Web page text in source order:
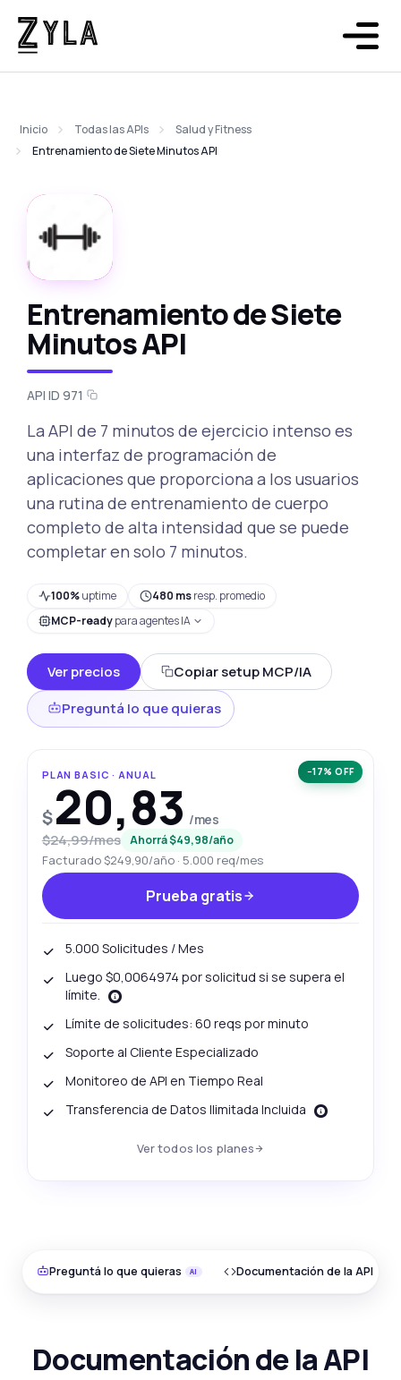
Inicio Todas las APIs
Salud y Fitness
Entrenamiento de Siete Minutos API
Entrenamiento de Siete
Minutos API
API ID 971
La API de 7 minutos de ejercicio intenso es
una interfaz de programación de
aplicaciones que proporciona a los usuarios
una rutina de entrenamiento de cuerpo
completo de alta intensidad que se puede
completar en solo 7 minutos.
100%uptime 480 msresp. promedio
MCP-readypara agentes IA
Ver precios
Copiar setup MCP/IA
Preguntá lo que quieras
−17% OFF
PLAN BASIC · ANUAL
$20,83 /mes
$24,99/mes Ahorrá $49,98/año
Facturado $249,90/año · 5.000 req/mes
Prueba gratis
5.000 Solicitudes / Mes
Luego $0,0064974 por solicitud si se supera el
límite.
Límite de solicitudes: 60 reqs por minuto
Soporte al Cliente Especializado
Monitoreo de API en Tiempo Real
Transferencia de Datos Ilimitada Incluida
Ver todos los planes
Preguntá lo que quieras Documentación de la API
Documentación de la API